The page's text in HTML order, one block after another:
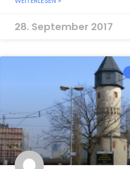
28. September 2017